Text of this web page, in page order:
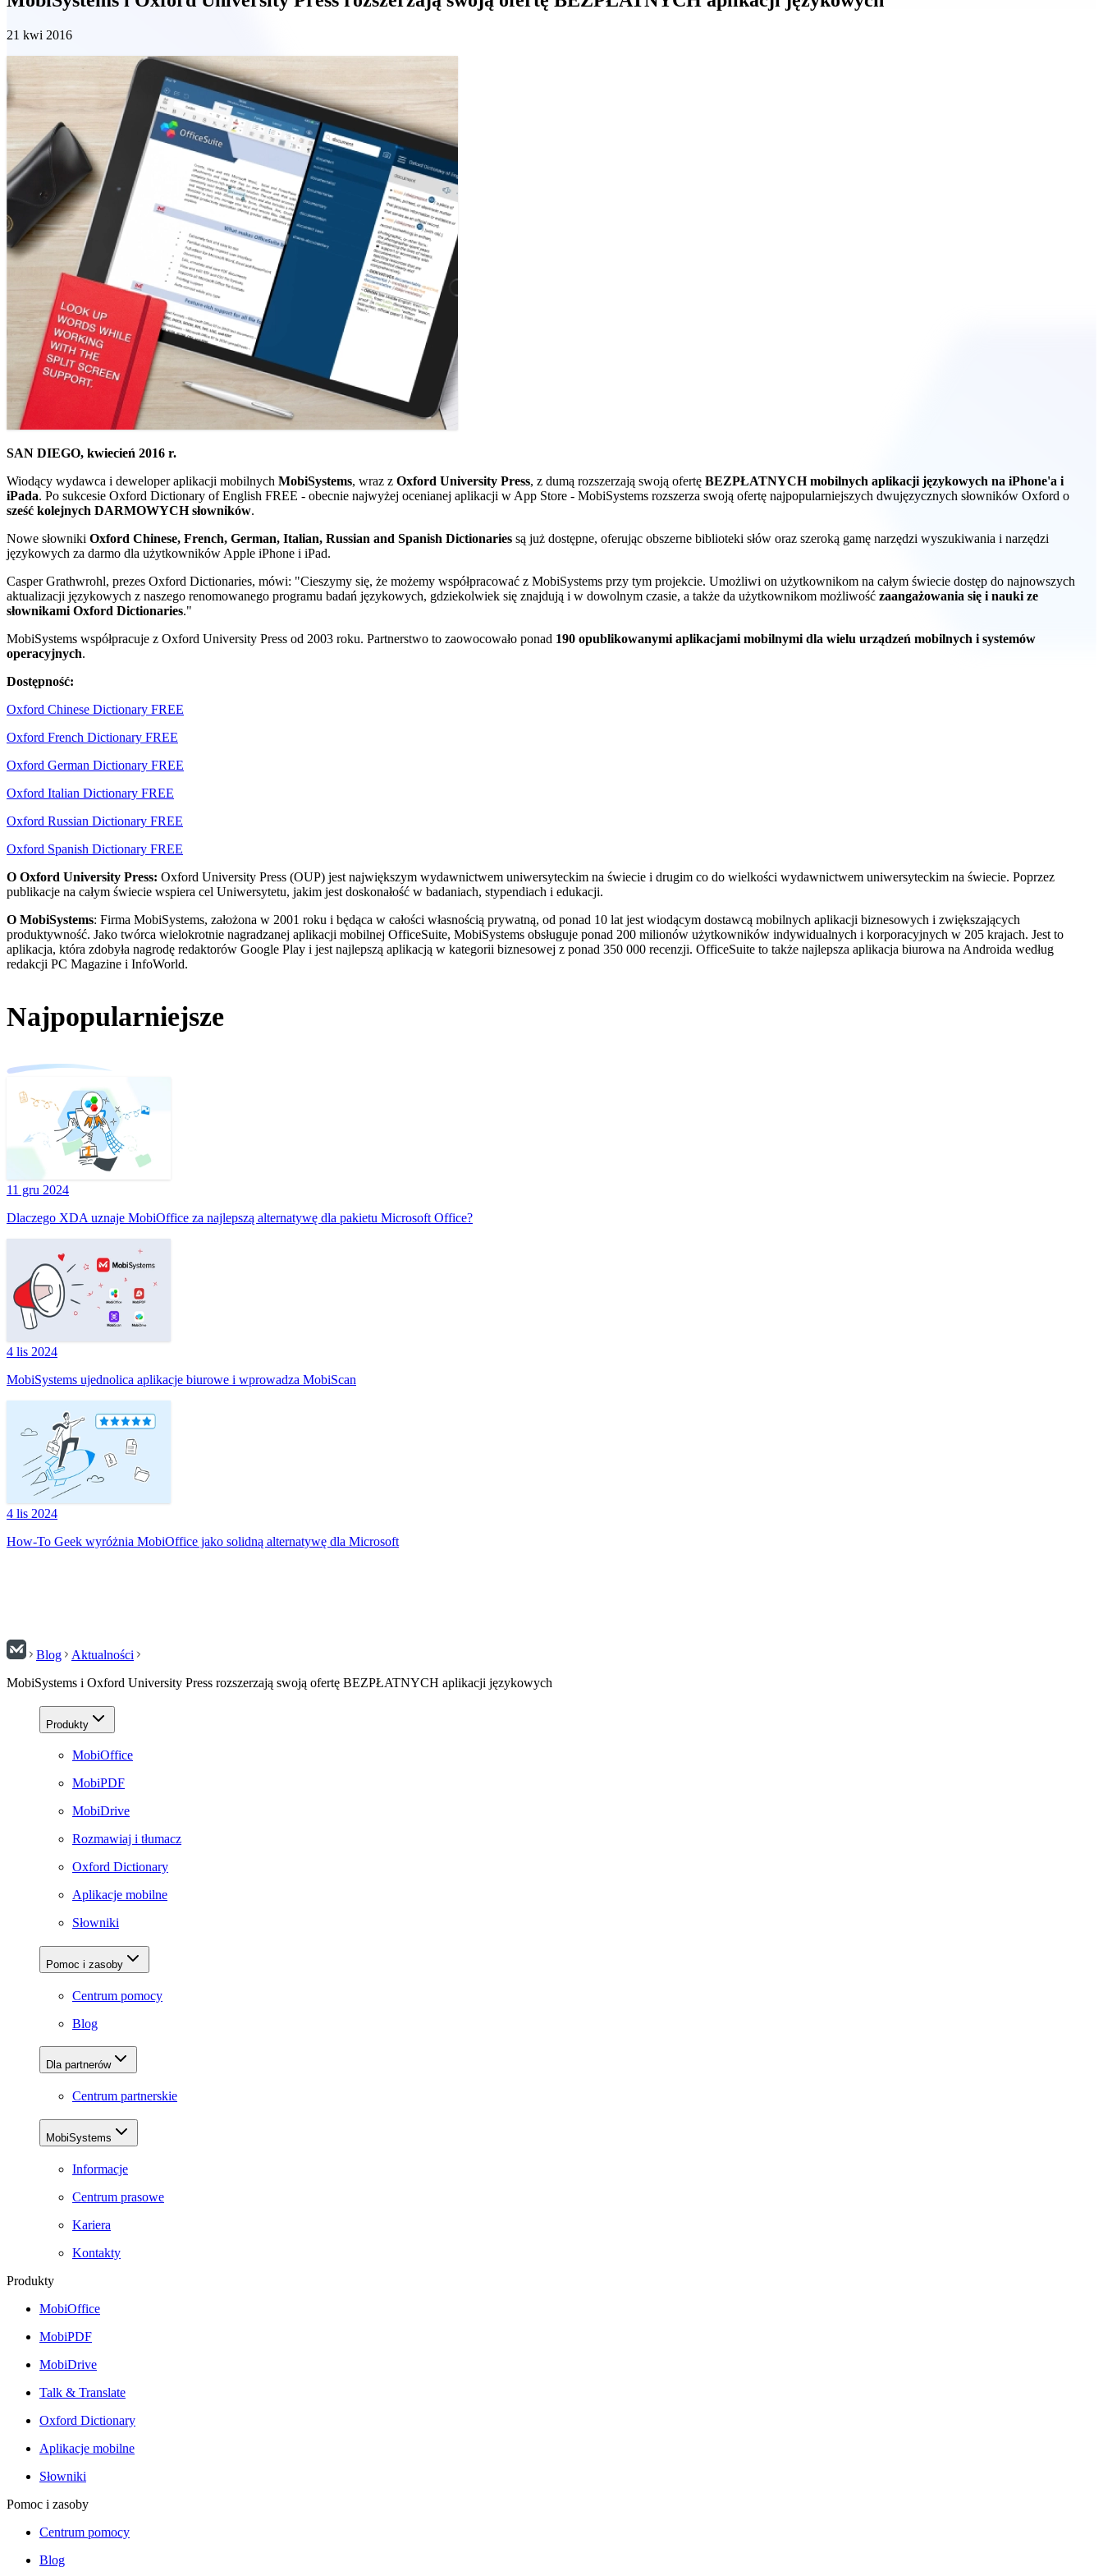
21 kwi 2016
SAN DIEGO, kwiecień 2016 r.
Wiodący wydawca i deweloper aplikacji mobilnych MobiSystems, wraz z Oxford University Press, z dumą rozszerzają swoją ofertę BEZPŁATNYCH mobilnych aplikacji językowych na iPhone'a i
iPada. Po sukcesie Oxford Dictionary of English FREE - obecnie najwyżej ocenianej aplikacji w App Store - MobiSystems rozszerza swoją ofertę najpopularniejszych dwujęzycznych słowników Oxford o
sześć kolejnych DARMOWYCH słowników.
Nowe słowniki Oxford Chinese, French, German, Italian, Russian and Spanish Dictionaries są już dostępne, oferując obszerne biblioteki słów oraz szeroką gamę narzędzi wyszukiwania i narzędzi
językowych za darmo dla użytkowników Apple iPhone i iPad.
Casper Grathwrohl, prezes Oxford Dictionaries, mówi: "Cieszymy się, że możemy współpracować z MobiSystems przy tym projekcie. Umożliwi on użytkownikom na całym świecie dostęp do najnowszych
aktualizacji językowych z naszego renomowanego programu badań językowych, gdziekolwiek się znajdują i w dowolnym czasie, a także da użytkownikom możliwość zaangażowania się i nauki ze
słownikami Oxford Dictionaries."
MobiSystems współpracuje z Oxford University Press od 2003 roku. Partnerstwo to zaowocowało ponad 190 opublikowanymi aplikacjami mobilnymi dla wielu urządzeń mobilnych i systemów
operacyjnych.
Dostępność:
Oxford Chinese Dictionary FREE
Oxford French Dictionary FREE
Oxford German Dictionary FREE
Oxford Italian Dictionary FREE
Oxford Russian Dictionary FREE
Oxford Spanish Dictionary FREE
O Oxford University Press: Oxford University Press (OUP) jest największym wydawnictwem uniwersyteckim na świecie i drugim co do wielkości wydawnictwem uniwersyteckim na świecie. Poprzez
publikacje na całym świecie wspiera cel Uniwersytetu, jakim jest doskonałość w badaniach, stypendiach i edukacji.
O MobiSystems: Firma MobiSystems, założona w 2001 roku i będąca w całości własnością prywatną, od ponad 10 lat jest wiodącym dostawcą mobilnych aplikacji biznesowych i zwiększających
produktywność. Jako twórca wielokrotnie nagradzanej aplikacji mobilnej OfficeSuite, MobiSystems obsługuje ponad 200 milionów użytkowników indywidualnych i korporacyjnych w 205 krajach. Jest to
aplikacja, która zdobyła nagrodę redaktorów Google Play i jest najlepszą aplikacją w kategorii biznesowej z ponad 350 000 recenzji. OfficeSuite to także najlepsza aplikacja biurowa na Androida według
redakcji PC Magazine i InfoWorld.
Najpopularniejsze
11 gru 2024
Dlaczego XDA uznaje MobiOffice za najlepszą alternatywę dla pakietu Microsoft Office?
4 lis 2024
MobiSystems ujednolica aplikacje biurowe i wprowadza MobiScan
4 lis 2024
How-To Geek wyróżnia MobiOffice jako solidną alternatywę dla Microsoft
Blog
Aktualności
MobiSystems i Oxford University Press rozszerzają swoją ofertę BEZPŁATNYCH aplikacji językowych
Produkty
MobiOffice
MobiPDF
MobiDrive
Rozmawiaj i tłumacz
Oxford Dictionary
Aplikacje mobilne
Słowniki
Pomoc i zasoby
Centrum pomocy
Blog
Dla partnerów
Centrum partnerskie
MobiSystems
Informacje
Centrum prasowe
Kariera
Kontakty
Produkty
MobiOffice
MobiPDF
MobiDrive
Talk & Translate
Oxford Dictionary
Aplikacje mobilne
Słowniki
Pomoc i zasoby
Centrum pomocy
Blog